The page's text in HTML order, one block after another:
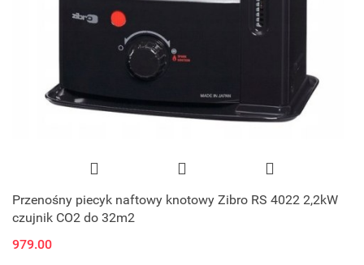
Przenośny piecyk naftowy knotowy Zibro RS 4022 2,2kW
czujnik CO2 do 32m2
979.00